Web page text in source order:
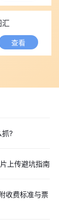
查看
?
上传避坑指南
收费标准与票